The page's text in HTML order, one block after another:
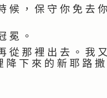
候 ， 保 守 你 免 去
冕 。
從 那 裡 出 去 。 我
下 來 的 新 耶 路 撒